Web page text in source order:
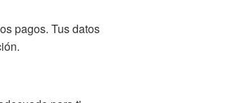
pagos. Tus datos